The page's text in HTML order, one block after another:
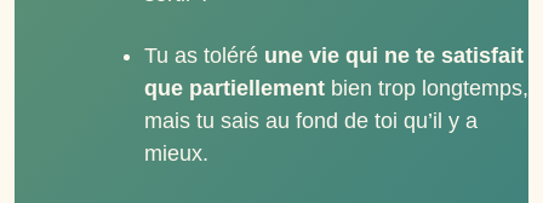
Tu as toléré une vie qui ne te satisfait
que partiellement bien trop longtemps,
mais tu sais au fond de toi qu’il y a
mieux.